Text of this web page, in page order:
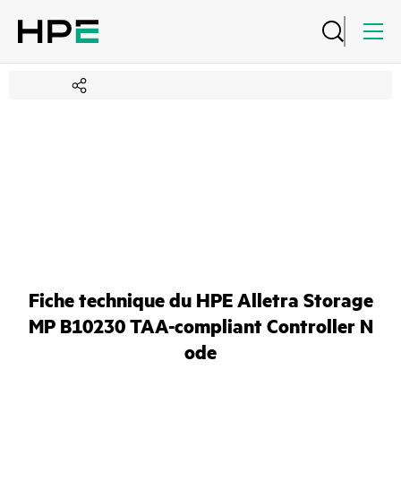
Fiche technique du HPE Alletra Storage
MP B10230 TAA-compliant Controller N
ode